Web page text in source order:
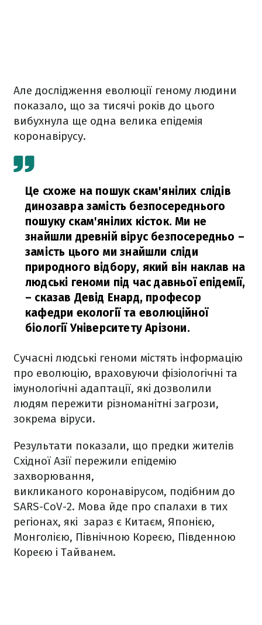
Але дослідження еволюції геному людини
показало, що за тисячі років до цього
вибухнула ще одна велика епідемія
коронавірусу.
Це схоже на пошук скам'янілих слідів
динозавра замість безпосереднього
пошуку скам'янілих кісток. Ми не
знайшли древній вірус безпосередньо –
замість цього ми знайшли сліди
природного відбору, який він наклав на
людські геноми під час давньої епідемії,
– сказав Девід Енард, професор
кафедри екології та еволюційної
біології Університету Арізони.
Сучасні людські геноми містять інформацію
про еволюцію, враховуючи фізіологічні та
імунологічні адаптації, які дозволили
людям пережити різноманітні загрози,
зокрема віруси.
Результати показали, що предки жителів
Східної Азії пережили епідемію
захворювання,
викликаного коронавірусом, подібним до
SARS-CoV-2. Мова йде про спалахи в тих
регіонах, які зараз є Китаєм, Японією,
Монголією, Північною Кореєю, Південною
Кореєю і Тайванем.